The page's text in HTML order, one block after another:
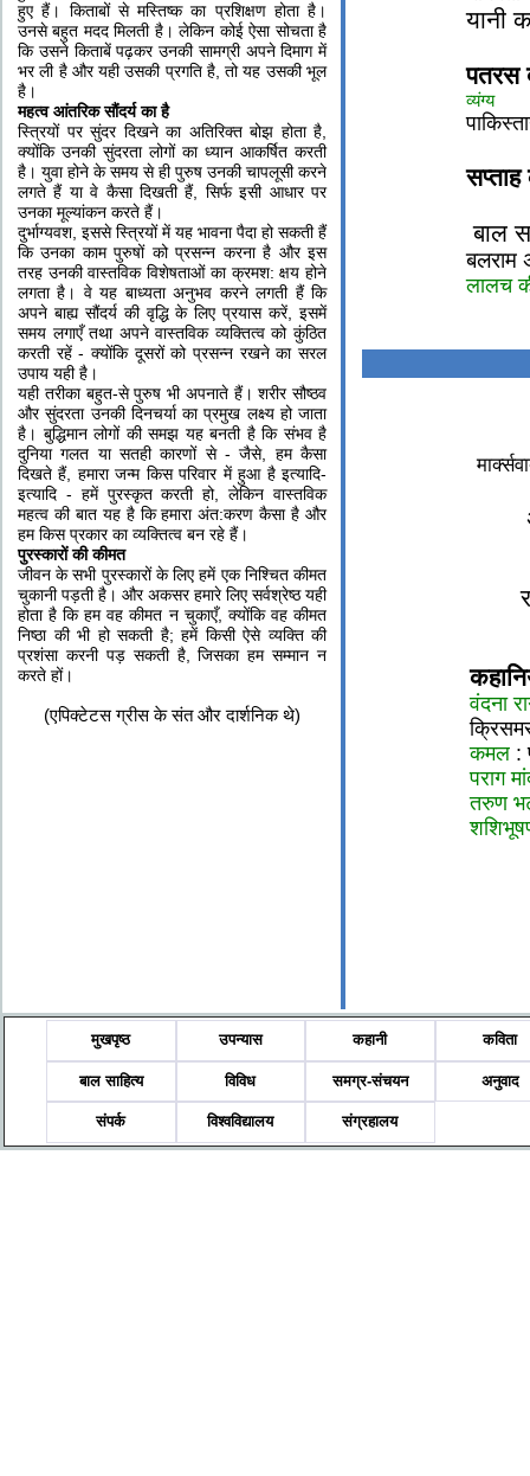
हुए हैं। किताबों से मस्तिष्‍क का प्रशिक्षण होता है।
उनसे बहुत मदद मिलती है। लेकिन कोई ऐसा सोचता है
कि उसने किताबें पढ़कर उनकी सामग्री अपने दिमाग में
भर ली है और यही उसकी प्रगति है, तो यह उसकी भूल
है।
महत्व आंतरिक सौंदर्य का है
स्त्रियों पर सुंदर दिखने का अतिरिक्‍त बोझ होता है,
क्‍योंकि उनकी सुंदरता लोगों का ध्‍यान आकर्षित करती
है। युवा होने के समय से ही पुरुष उनकी चापलूसी करने
लगते हैं या वे कैसा दिखती हैं, सिर्फ इसी आधार पर
उनका मूल्‍यांकन करते हैं।
दुर्भाग्‍यवश, इससे स्त्रियों में यह भावना पैदा हो सकती हैं
कि उनका काम पुरुषों को प्रसन्‍न करना है और इस
तरह उनकी वास्‍तविक विशेषताओं का क्रमश: क्षय होने
लगता है। वे यह बाध्‍यता अनुभव करने लगती हैं कि
अपने बाह्य सौंदर्य की वृद्धि के लिए प्रयास करें, इसमें
समय लगाएँ तथा अपने वास्‍तविक व्‍यक्तित्‍व को कुंठित
करती रहें - क्‍योंकि दूसरों को प्रसन्‍न रखने का सरल
उपाय यही है।
यही तरीका बहुत-से पुरुष भी अपनाते हैं। शरीर सौष्‍ठव
और सुंदरता उनकी दिनचर्या का प्रमुख लक्ष्‍य हो जाता
है। बुद्धिमान लोगों की समझ यह बनती है कि संभव है
दुनिया गलत या सतही कारणों से - जैसे, हम कैसा
दिखते हैं, हमारा जन्‍म किस परिवार में हुआ है इत्‍यादि-
इत्‍यादि - हमें पुरस्‍कृत करती हो, लेकिन वास्‍तविक
महत्‍व की बात यह है कि हमारा अंत:करण कैसा है और
हम किस प्रकार का व्‍यक्तित्‍व बन रहे हैं।
पुरस्कारों की कीमत
जीवन के सभी पुरस्‍कारों के लिए हमें एक निश्चित कीमत
चुकानी पड़ती है। और अकसर हमारे लिए सर्वश्रेष्‍ठ यही
होता है कि हम वह कीमत न चुकाएँ, क्‍योंकि वह कीमत
निष्‍ठा की भी हो सकती है; हमें किसी ऐसे व्‍यक्ति की
प्रशंसा करनी पड़ सकती है, जिसका हम सम्‍मान न
करते हों।
(एपिक्टेटस ग्रीस के संत और दार्शनिक थे)
यानी
पतरस
व्यंग्य
बाल
बलराम
लालच
वंदना
कमल :
पराग
तरुण
मुखपृष्ठ उपन्यास कहानी कविता
बाल साहित्य विविध समग्र-संचयन अनुवाद
संपर्क विश्वविद्यालय संग्रहालय